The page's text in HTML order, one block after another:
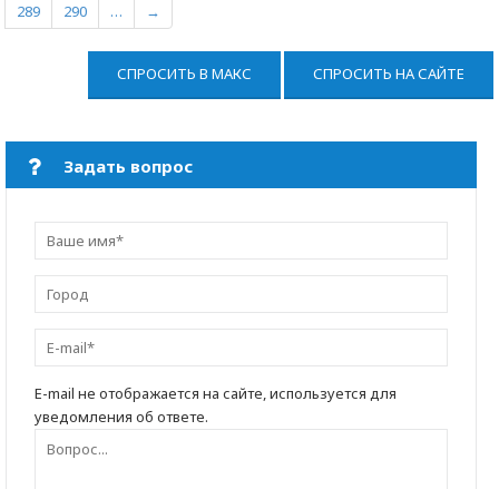
289
290 … →
СПРОСИТЬ В МАКС СПРОСИТЬ НА САЙТЕ
Задать вопрос
E-mail не отображается на сайте, используется для
уведомления об ответе.